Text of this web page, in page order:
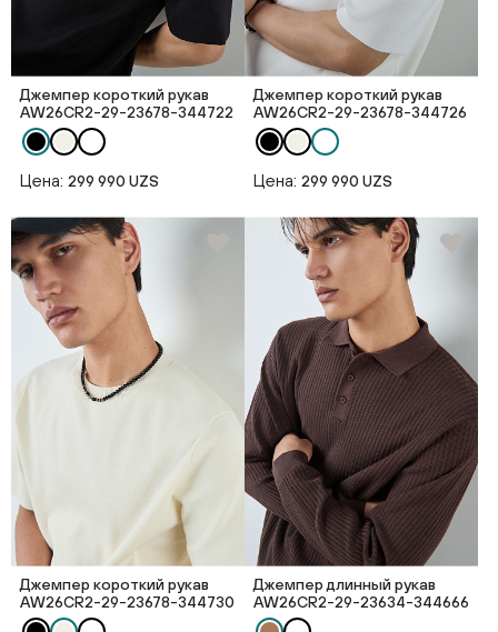
Джемпер короткий рукав
AW26CR2-29-23678-344722
Цена: 299 990 UZS
Джемпер короткий рукав
AW26CR2-29-23678-344726
Цена: 299 990 UZS
Джемпер короткий рукав
AW26CR2-29-23678-344730
Джемпер длинный рукав
AW26CR2-29-23634-344666